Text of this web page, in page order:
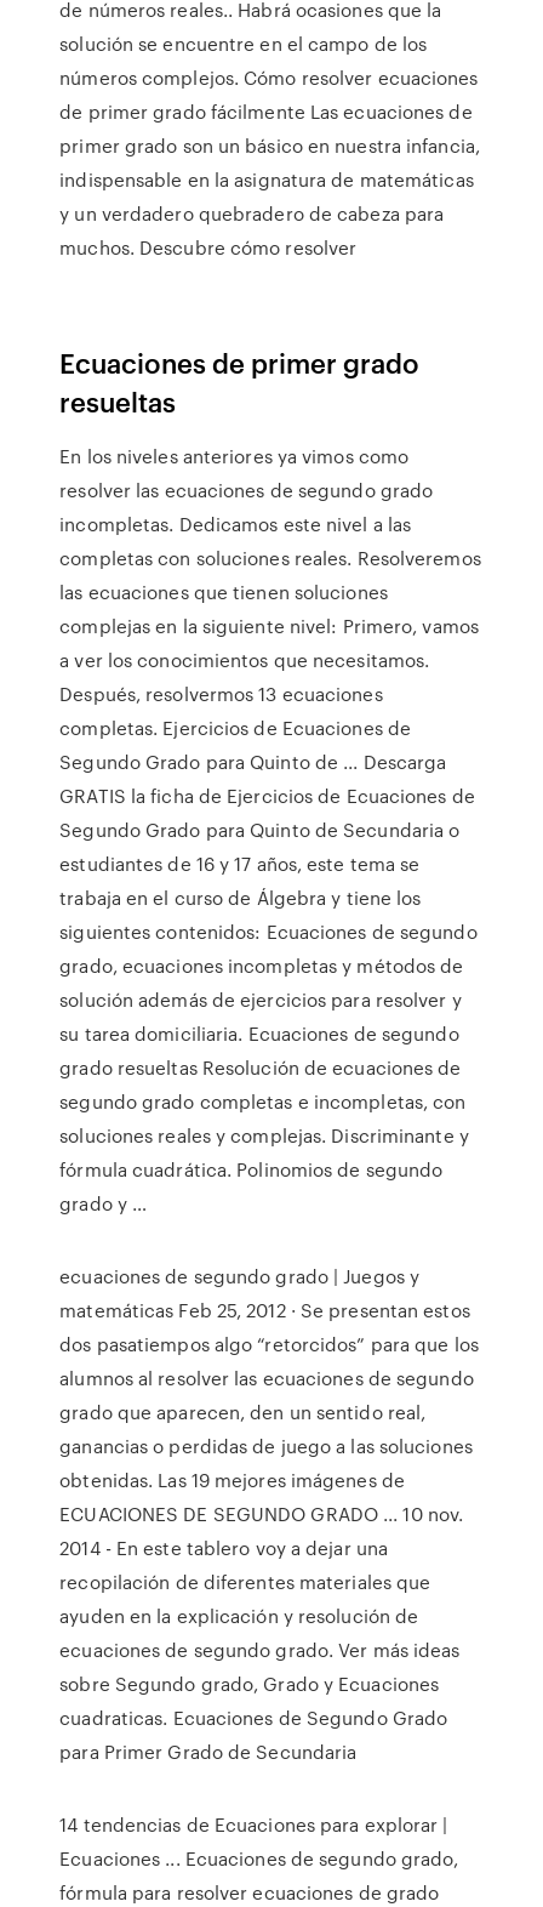
de números reales.. Habrá ocasiones que la
solución se encuentre en el campo de los
números complejos. Cómo resolver ecuaciones
de primer grado fácilmente Las ecuaciones de
primer grado son un básico en nuestra infancia,
indispensable en la asignatura de matemáticas
y un verdadero quebradero de cabeza para
muchos. Descubre cómo resolver
Ecuaciones de primer grado
resueltas
En los niveles anteriores ya vimos como
resolver las ecuaciones de segundo grado
incompletas. Dedicamos este nivel a las
completas con soluciones reales. Resolveremos
las ecuaciones que tienen soluciones
complejas en la siguiente nivel: Primero, vamos
a ver los conocimientos que necesitamos.
Después, resolvermos 13 ecuaciones
completas. Ejercicios de Ecuaciones de
Segundo Grado para Quinto de ... Descarga
GRATIS la ficha de Ejercicios de Ecuaciones de
Segundo Grado para Quinto de Secundaria o
estudiantes de 16 y 17 años, este tema se
trabaja en el curso de Álgebra y tiene los
siguientes contenidos: Ecuaciones de segundo
grado, ecuaciones incompletas y métodos de
solución además de ejercicios para resolver y
su tarea domiciliaria. Ecuaciones de segundo
grado resueltas Resolución de ecuaciones de
segundo grado completas e incompletas, con
soluciones reales y complejas. Discriminante y
fórmula cuadrática. Polinomios de segundo
grado y …
ecuaciones de segundo grado | Juegos y
matemáticas Feb 25, 2012 · Se presentan estos
dos pasatiempos algo “retorcidos” para que los
alumnos al resolver las ecuaciones de segundo
grado que aparecen, den un sentido real,
ganancias o perdidas de juego a las soluciones
obtenidas. Las 19 mejores imágenes de
ECUACIONES DE SEGUNDO GRADO ... 10 nov.
2014 - En este tablero voy a dejar una
recopilación de diferentes materiales que
ayuden en la explicación y resolución de
ecuaciones de segundo grado. Ver más ideas
sobre Segundo grado, Grado y Ecuaciones
cuadraticas. Ecuaciones de Segundo Grado
para Primer Grado de Secundaria
14 tendencias de Ecuaciones para explorar |
Ecuaciones ... Ecuaciones de segundo grado,
fórmula para resolver ecuaciones de grado